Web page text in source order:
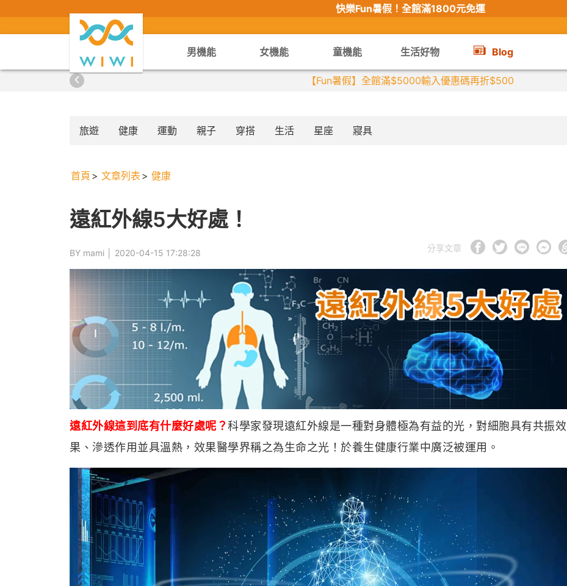
快樂Fun暑假！ 全館滿1800元免運
男機能 女機能 童機能 生活好物 Blog
【限時組合】買2件涼感衣享兒童半價
旅遊 健康 運動 親子 穿搭 生活 星座 寢具
首頁 文章列表 健康
遠紅外線5大好處！
BY mami │ 2020-04-15 17:28:28 分享文章
遠紅外線這到底有什麼好處呢 ？科學家發現遠紅外線是一種對身體極為有益的光，對細胞具有共振效
果、滲透作用並具溫熱，效果醫學界稱之為生命之光！於養生健康行業中廣泛被運用。